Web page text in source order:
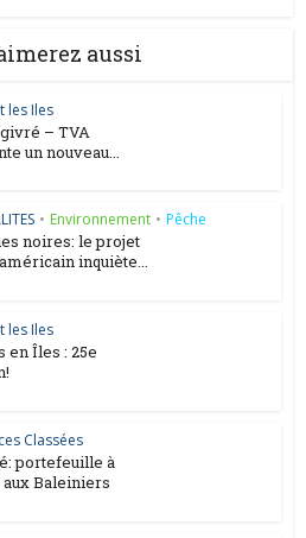
aussi
les Iles
– TVA
un nouveau...
• Environnement • Pêche
noires: le projet
inquiète...
les Iles
en Îles : 25e
Classées
portefeuille à
aux Baleiniers